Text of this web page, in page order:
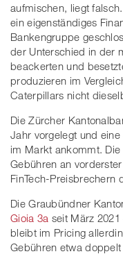
aufmischen, liegt
ein eigenständiges
Bankengruppe
der Unterschied in der
beackerten und
produzieren im
Caterpillars nicht
Die Zürcher
Jahr vorgelegt und
im Markt ankommt.
Gebühren an
FinTech-Preisbrechern
Die Graubündner
Gioia 3a seit März
bleibt im Pricing
Gebühren etwa doppelt